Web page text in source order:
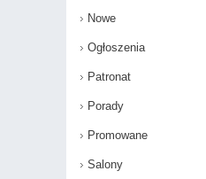
Nowe
Ogłoszenia
Patronat
Porady
Promowane
Salony